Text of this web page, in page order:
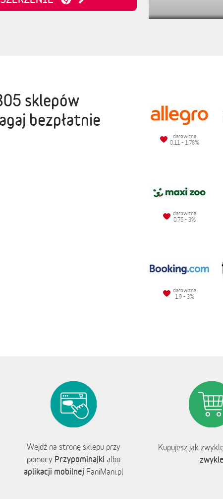
sklepów
bezpłatnie
darowizna
0.11 - 1.78%
darowizna
0.75 - 3%
darowizna
1.9 - 3%
Wejdź na stronę sklepu przy
pomocy Przypominajki albo
aplikacji mobilnej FaniMani.pl
Kupujesz jak
zwykle